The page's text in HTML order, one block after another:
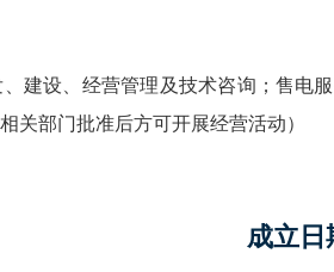
建设、经营管理及技术咨询；售电
关部门批准后方可开展经营活动）
成立日